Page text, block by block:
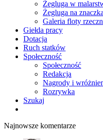
Żegluga w
Żegluga na
Galeria floty
Giełda pracy
Dotacja
Ruch statków
Społeczność
Społeczność
Redakcja
Nagrody i
Rozrywka
Szukaj
Najnowsze komentarze